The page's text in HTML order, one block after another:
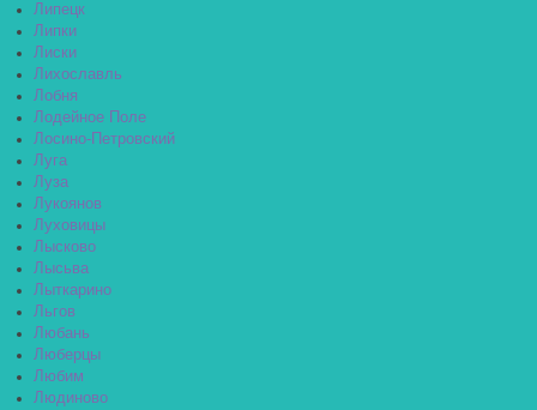
Липецк
Липки
Лиски
Лихославль
Лобня
Лодейное Поле
Лосино-Петровский
Луга
Луза
Лукоянов
Луховицы
Лысково
Лысьва
Лыткарино
Льгов
Любань
Люберцы
Любим
Людиново